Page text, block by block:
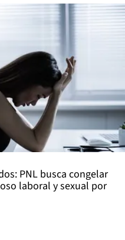
PNL busca congelar
laboral y sexual por